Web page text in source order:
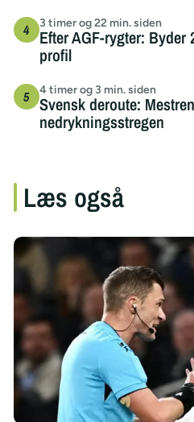
3 timer og 22 min. siden
Efter AGF-rygter: Byder
profil
4 timer og 3 min. siden
Svensk deroute:
nedrykningsstregen